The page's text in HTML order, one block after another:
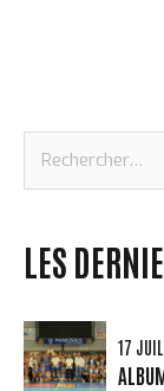
LES
17